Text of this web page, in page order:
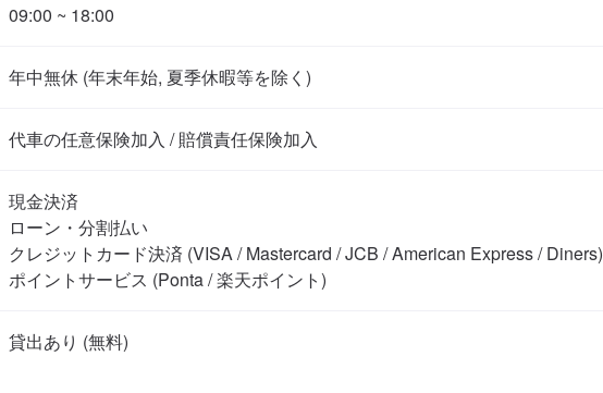
09:00 ~ 18:00
年中無休 (年末年始, 夏季休暇等を除く)
代車の任意保険加入 / 賠償責任保険加入
現金決済
ローン・分割払い
クレジットカード決済 (VISA / Mastercard / JCB / American Express / Diners)
ポイントサービス (Ponta / 楽天ポイント)